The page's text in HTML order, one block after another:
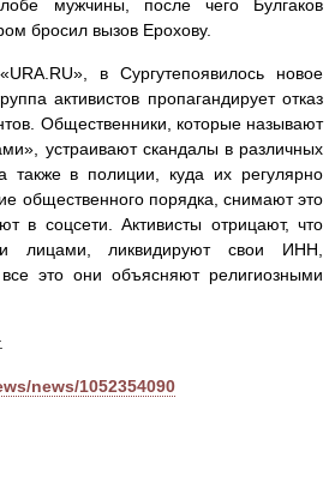
мужчины, после чего Булгаков
бросил вызов Ерохову.
в Сургутепоявилось новое
активистов пропагандирует отказ
Общественники, которые называют
устраивают скандалы в различных
также в полиции, куда их регулярно
общественного порядка, снимают это
в соцсети. Активисты отрицают, что
лицами, ликвидируют свои ИНН,
это они объясняют религиозными
news/1052354090